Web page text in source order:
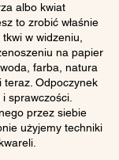
albo kwiat
to zrobić właśnie
w widzeniu,
na papier
farba, natura
teraz. Odpoczynek
i sprawczości.
przez siebie
użyjemy techniki